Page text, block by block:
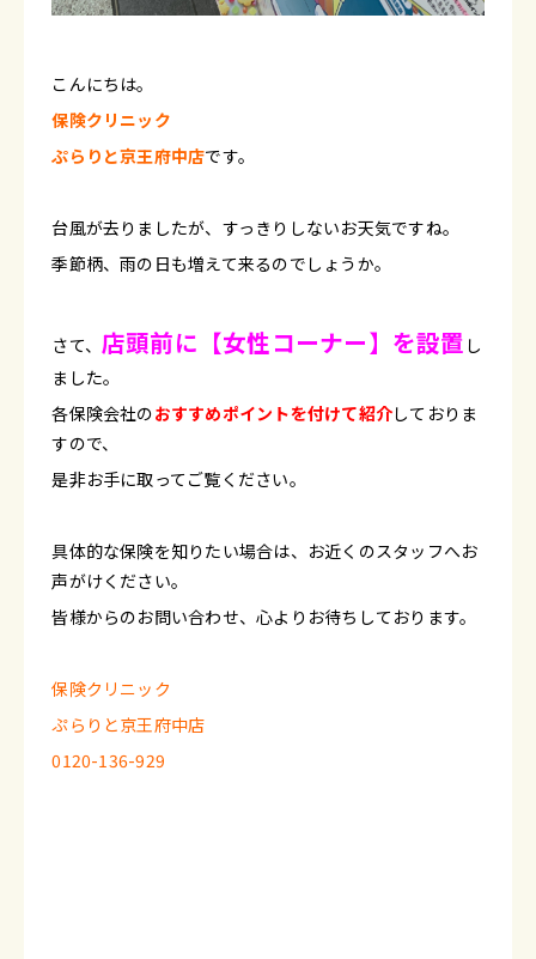
こんにちは。
保険クリニック
ぷらりと京王府中店です。
台風が去りましたが、すっきりしないお天気ですね。
季節柄、雨の日も増えて来るのでしょうか。
さて、店頭前に【女性コーナー】を設置 し
ました。
各保険会社のおすすめポイントを付けて紹介しておりま
すので、
是非お手に取ってご覧ください。
具体的な保険を知りたい場合は、お近くのスタッフへお
声がけください。
皆様からのお問い合わせ、心よりお待ちしております。
保険クリニック
ぷらりと京王府中店
0120-136-929